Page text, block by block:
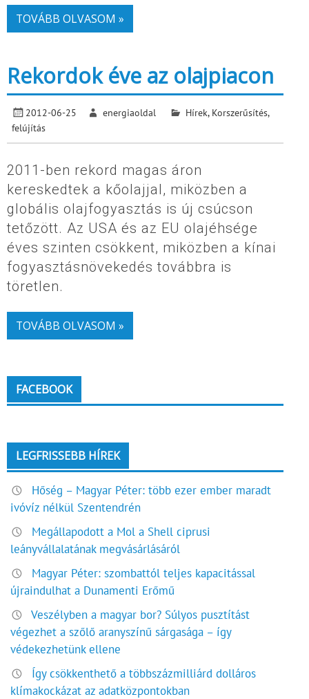
TOVÁBB OLVASOM »
Rekordok éve az olajpiacon
2012-06-25 energiaoldal Hírek, Korszerűsítés,
felújítás
2011-ben rekord magas áron
kereskedtek a kőolajjal, miközben a
globális olajfogyasztás is új csúcson
tetőzött. Az USA és az EU olajéhsége
éves szinten csökkent, miközben a kínai
fogyasztásnövekedés továbbra is
töretlen.
TOVÁBB OLVASOM »
FACEBOOK
LEGFRISSEBB HÍREK
Hőség – Magyar Péter: több ezer ember maradt
ivóvíz nélkül Szentendrén
Megállapodott a Mol a Shell ciprusi
leányvállalatának megvásárlásáról
Magyar Péter: szombattól teljes kapacitással
újraindulhat a Dunamenti Erőmű
Veszélyben a magyar bor? Súlyos pusztítást
végezhet a szőlő aranyszínű sárgasága – így
védekezhetünk ellene
Így csökkenthető a többszázmilliárd dolláros
klímakockázat az adatközpontokban